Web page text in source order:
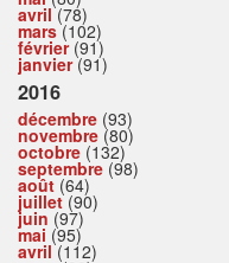
avril(78)
mars(102)
février(91)
janvier(91)
2016
décembre (93)
novembre (80)
octobre (132)
septembre (98)
août (64)
juillet(90)
juin (97)
mai (95)
avril(112)